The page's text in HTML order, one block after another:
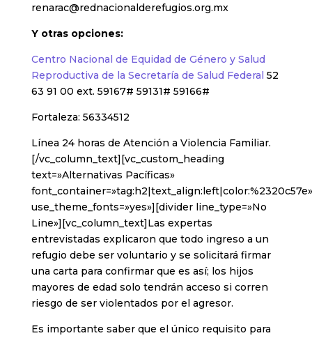
renarac@rednacionalderefugios.org.mx
Y otras opciones:
Centro Nacional de Equidad de Género y Salud
Reproductiva de la Secretaría de Salud Federal 52
63 91 00 ext. 59167# 59131# 59166#
Fortaleza: 56334512
Línea 24 horas de Atención a Violencia Familiar.
[/vc_column_text][vc_custom_heading
text=»Alternativas Pacíficas»
font_container=»tag:h2|text_align:left|color:%2320c57e»
use_theme_fonts=»yes»][divider line_type=»No
Line»][vc_column_text]Las expertas
entrevistadas explicaron que todo ingreso a un
refugio debe ser voluntario y se solicitará firmar
una carta para confirmar que es así; los hijos
mayores de edad solo tendrán acceso si corren
riesgo de ser violentados por el agresor.
Es importante saber que el único requisito para